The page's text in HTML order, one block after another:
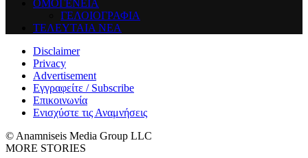
ΟΜΟΓΕΝΕΙΑ
ΓΕΛΟΙΟΓΡΑΦΙΑ
ΤΕΛΕΥΤΑΙΑ ΝΕΑ
Disclaimer
Privacy
Advertisement
Εγγραφείτε / Subscribe
Επικοινωνία
Ενισχύστε τις Αναμνήσεις
© Anamniseis Media Group LLC
MORE STORIES